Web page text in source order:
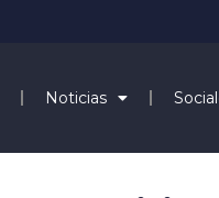
Noticias